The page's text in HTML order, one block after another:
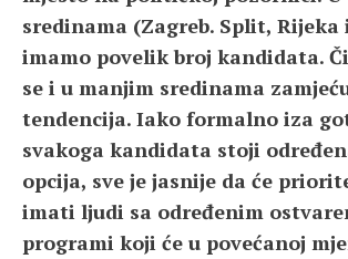
sredinama (Zagreb. Split, Rijeka
imamo povelik broj kandidata.
se i u manjim sredinama
tendencija. Iako formalno iza
svakoga kandidata stoji
opcija, sve je jasnije da će
imati ljudi sa određenim
programi koji će u povećanoj